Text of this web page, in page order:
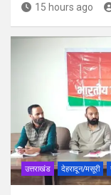
15 hours ago
उत्तराखंड देहरादून/मसूरी